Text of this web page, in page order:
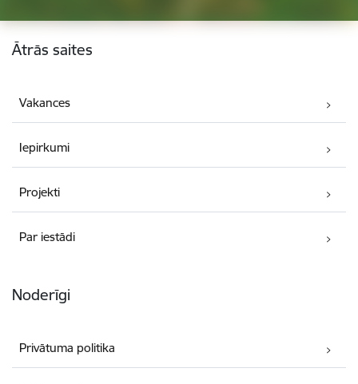
Kājene
Ātrās saites
Vakances
Iepirkumi
Projekti
Par iestādi
Noderīgi
Privātuma politika